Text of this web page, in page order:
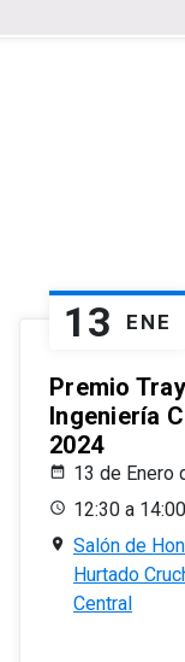
13 ENE
Premio
Ingeniería
2024
13 de Enero
12:30 a 14:00
Salón de
Hurtado
Central